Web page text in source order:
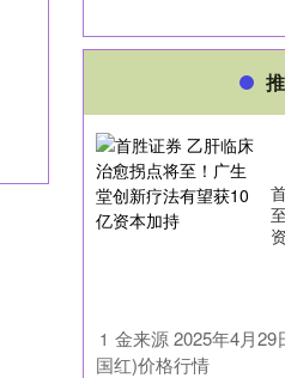
1 金来源 2025年4月
国红)价格行情